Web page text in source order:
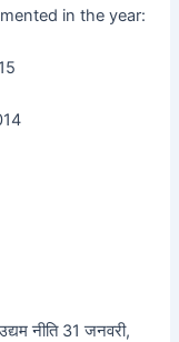
in the year:
नीति 31 जनवरी,